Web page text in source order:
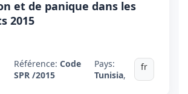
et de panique dans les
2015
Référence: Code
SPR /2015
Pays:
Tunisia,
fr